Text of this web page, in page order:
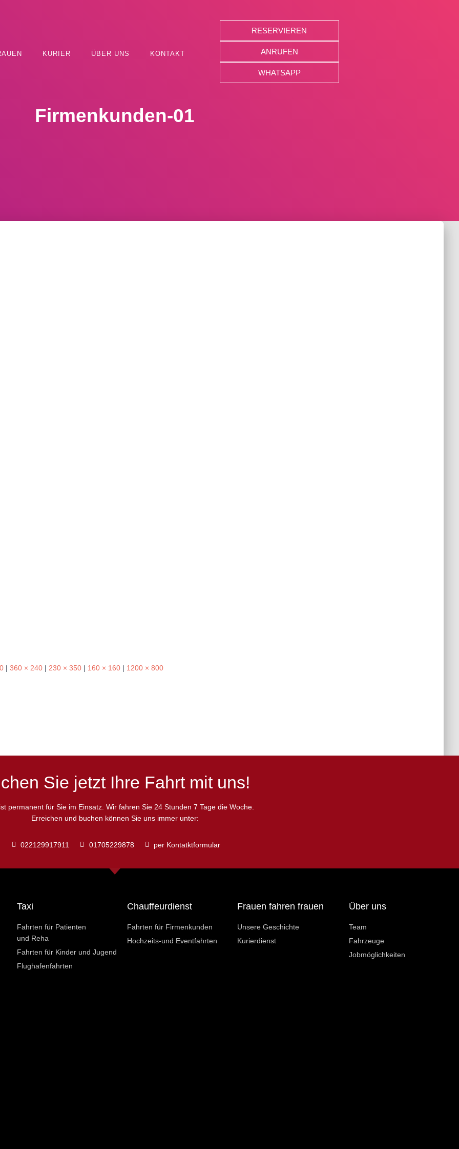
KURIER ÜBER UNS KONTAKT
RESERVIEREN
ANRUFEN
WHATSAPP
Firmenkunden-01
| 360 × 240 | 230 × 350 | 160 × 160 | 1200 × 800
Sie jetzt Ihre Fahrt mit uns!
permanent für Sie im Einsatz. Wir fahren Sie 24 Stunden 7 Tage die Woche.
Erreichen und buchen können Sie uns immer unter:
022129917911 01705229878 per Kontatktformular
Taxi
Fahrten für Patienten
und Reha
Fahrten für Kinder und Jugend
Flughafenfahrten
Chauffeurdienst
Fahrten für Firmenkunden
Hochzeits-und Eventfahrten
Frauen fahren frauen
Unsere Geschichte
Kurierdienst
Über uns
Team
Fahrzeuge
Jobmöglichkeiten